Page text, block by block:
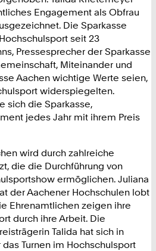
Engagement als Obfrau
Die Sparkasse
seit 23
Pressesprecher der Sparkasse
Miteinander und
Aachen wichtige Werte seien,
widerspiegelten.
sich die Sparkasse,
jedes Jahr mit ihrem Preis
wird durch zahlreiche
die die Durchführung von
ermöglichen. Juliana
der Aachener Hochschulen lobt
Ehrenamtlichen zeigen ihre
durch ihre Arbeit. Die
Talida hat sich in
Turnen im Hochschulsport